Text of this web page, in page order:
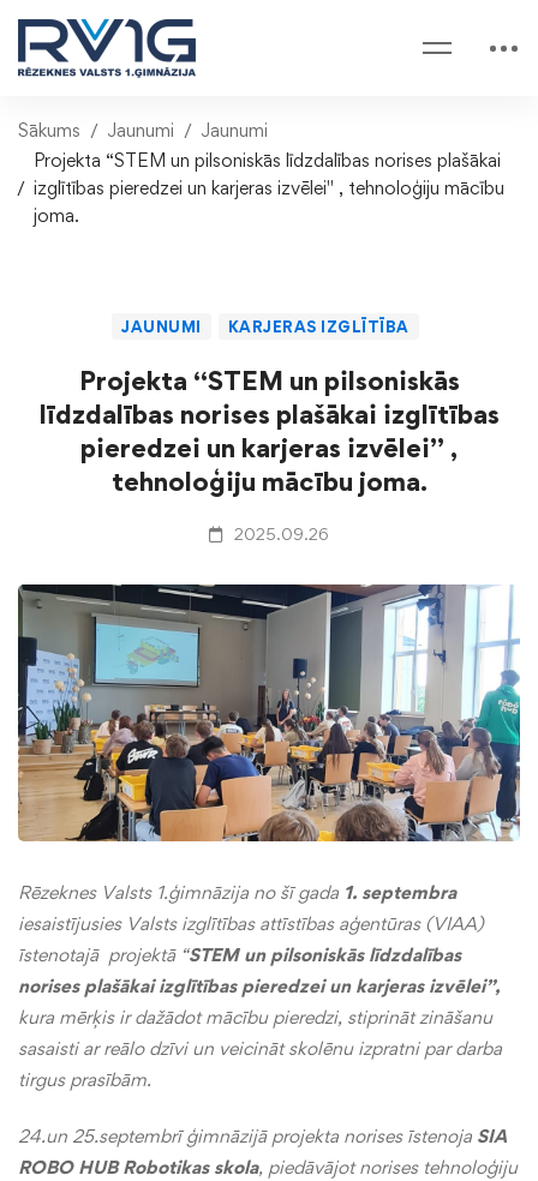
Sākums Jaunumi
Jaunumi
Projekta “STEM un pilsoniskās līdzdalības norises plašākai
izglītības pieredzei un karjeras izvēlei" , tehnoloģiju mācību
joma.
JAUNUMI KARJERAS IZGLĪTĪBA
Projekta “STEM un pilsoniskās
līdzdalības norises plašākai izglītības
pieredzei un karjeras izvēlei” ,
tehnoloģiju mācību joma.
2025.09.26
Rēzeknes Valsts 1.ģimnāzija no šī gada 1. septembra
iesaistījusies Valsts izglītības attīstības aģentūras (VIAA)
īstenotajā projektā “STEM un pilsoniskās līdzdalības
norises plašākai izglītības pieredzei un karjeras izvēlei”,
kura mērķis ir dažādot mācību pieredzi, stiprināt zināšanu
sasaisti ar reālo dzīvi un veicināt skolēnu izpratni par darba
tirgus prasībām.
24.un 25.septembrī ģimnāzijā projekta norises īstenoja SIA
ROBO HUB Robotikas skola, piedāvājot norises tehnoloģiju